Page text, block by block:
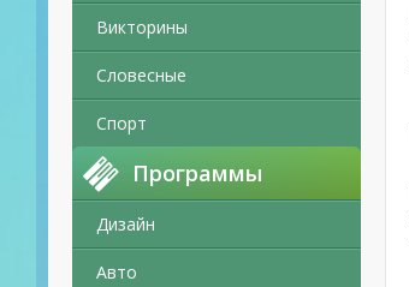
Викторины
Словесные
Спорт
Программы
Дизайн
Авто